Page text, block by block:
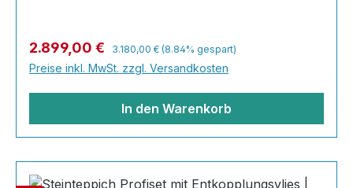
und einfach zu verlegen. Stöbern Sie in unserem
Shop nach Ihrer Lieblingsfarbe und legen Sie
gleich los! Inhalt 40x25kg Marmorsteine 20 kg
Grundierung AT-EG 30 80
Verkaufspreis:
2.899,00 € Regulärer Preis:
3.180,00 € (8.84% gespart)
Preise inkl. MwSt. zzgl. Versandkosten
In den Warenkorb